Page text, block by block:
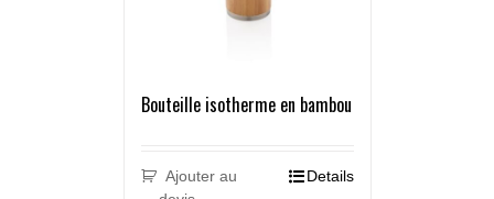
Bouteille isotherme en bambou
Ajouter au
Details